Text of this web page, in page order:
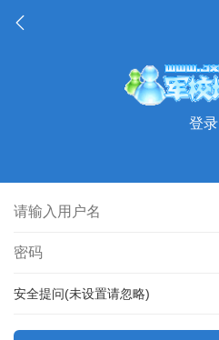
登录
安全提问(未设置请忽略)